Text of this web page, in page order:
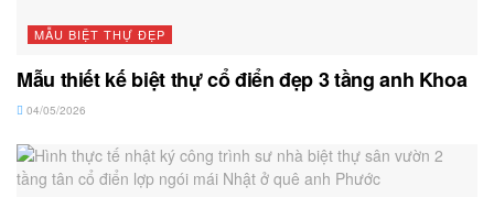
MẪU BIỆT THỰ ĐẸP
Mẫu thiết kế biệt thự cổ điển đẹp 3 tầng anh Khoa
04/05/2026